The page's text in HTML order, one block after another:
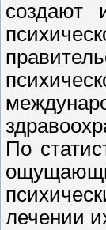
создают
По
лечении